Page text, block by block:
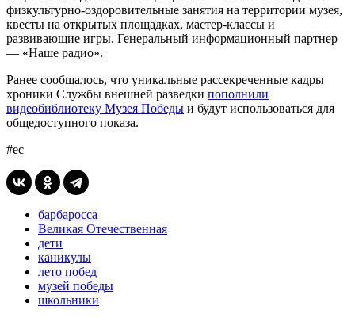
физкультурно-оздоровительные занятия на территории музея,
квесты на открытых площадках, мастер-классы и
развивающие игры. Генеральный информационный партнер
— «Наше радио».
Ранее сообщалось, что уникальные рассекреченные кадры
хроники Службы внешней разведки пополнили
видеобиблиотеку Музея Победы и будут использоваться для
общедоступного показа.
#ес
барбаросса
Великая Отечественная
дети
каникулы
лето побед
музей победы
школьники